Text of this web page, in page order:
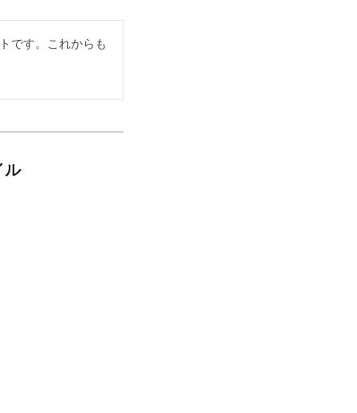
です。これからも
ル